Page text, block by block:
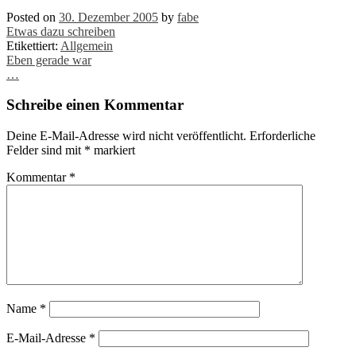
Posted on 30. Dezember 2005 by fabe
Etwas dazu schreiben
Etikettiert: Allgemein
Post
navigation
Eben gerade war
…
Schreibe einen Kommentar
Deine E-Mail-Adresse wird nicht veröffentlicht. Erforderliche
Felder sind mit * markiert
Kommentar *
Name *
E-Mail-Adresse *